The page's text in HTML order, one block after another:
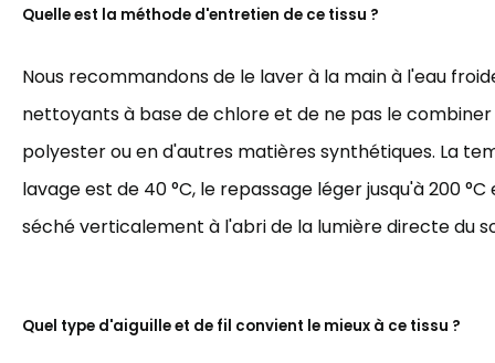
Quelle est la méthode d'entretien de ce tissu ?
Nous recommandons de le laver à la main à l'eau
nettoyants à base de chlore et de ne pas le
polyester ou en d'autres matières synthétiques. La
lavage est de 40 °C, le repassage léger jusqu'à 200
séché verticalement à l'abri de la lumière directe du
Quel type d'aiguille et de fil convient le mieux à ce tissu ?